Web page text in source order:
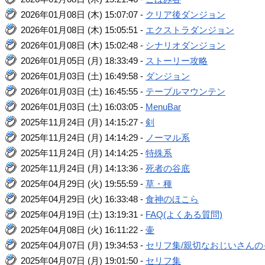
2026年01月08日 (木) 15:07:07 - クリア後ダンジョン
2026年01月08日 (木) 15:05:51 - エクストラダンジョン
2026年01月08日 (木) 15:02:48 - シナリオダンジョン
2026年01月05日 (月) 18:33:49 - ストーリー攻略
2026年01月03日 (土) 16:49:58 - ダンジョン
2026年01月03日 (土) 16:45:55 - テーブルマウンテン
2026年01月03日 (土) 16:03:05 - MenuBar
2025年11月24日 (月) 14:15:27 -剣
2025年11月24日 (月) 14:14:29 - ノーマル系
2025年11月24日 (月) 14:14:25 -特殊系
2025年11月24日 (月) 14:13:36 -死者の谷底
2025年04月29日 (火) 19:55:59 -草・種
2025年04月29日 (火) 16:33:48 -食神のほこら
2025年04月19日 (土) 13:19:31 - FAQ(よくある質問)
2025年04月08日 (火) 16:11:22 -壷
2025年04月07日 (月) 19:34:53 - セリフ集/親切なおじいさん
2025年04月07日 (月) 19:01:50 - セリフ集